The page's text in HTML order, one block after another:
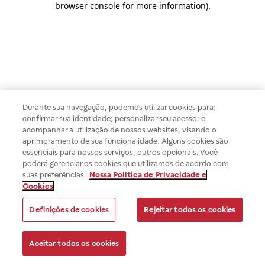
browser console for more information).
Durante sua navegação, podemos utilizar cookies para:
confirmar sua identidade; personalizar seu acesso; e
acompanhar a utilização de nossos websites, visando o
aprimoramento de sua funcionalidade. Alguns cookies são
essenciais para nossos serviços, outros opcionais. Você
poderá gerenciar os cookies que utilizamos de acordo com
suas preferências. Nossa Política de Privacidade e
Cookies
Definições de cookies Rejeitar todos os cookies
Aceitar todos os cookies